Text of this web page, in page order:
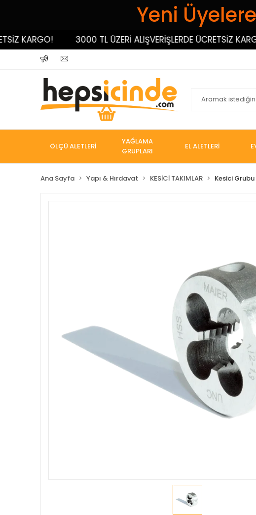
Yeni
KARGO! 3000 TL ÜZERİ ALIŞVERİŞLERDE ÜCRETSİZ KARGO!
ÖLÇÜ ALETLERİ
YAĞLAMA
GRUPLARI
EL ALETLERİ
Ana Sayfa Yapı & Hırdavat KESİCİ TAKIMLAR Kesici Grubu